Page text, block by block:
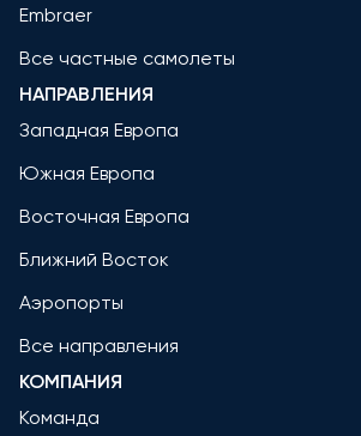
Embraer
Все частные самолеты
НАПРАВЛЕНИЯ
Западная Европа
Южная Европа
Восточная Европа
Ближний Восток
Аэропорты
Все направления
КОМПАНИЯ
Команда